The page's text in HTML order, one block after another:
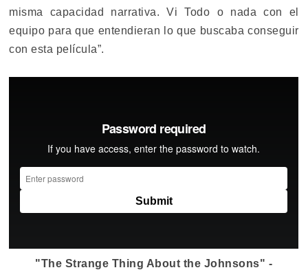
misma capacidad narrativa. Vi Todo o nada con el
equipo para que entendieran lo que buscaba conseguir
con esta película”.
"The Strange Thing About the Johnsons" -